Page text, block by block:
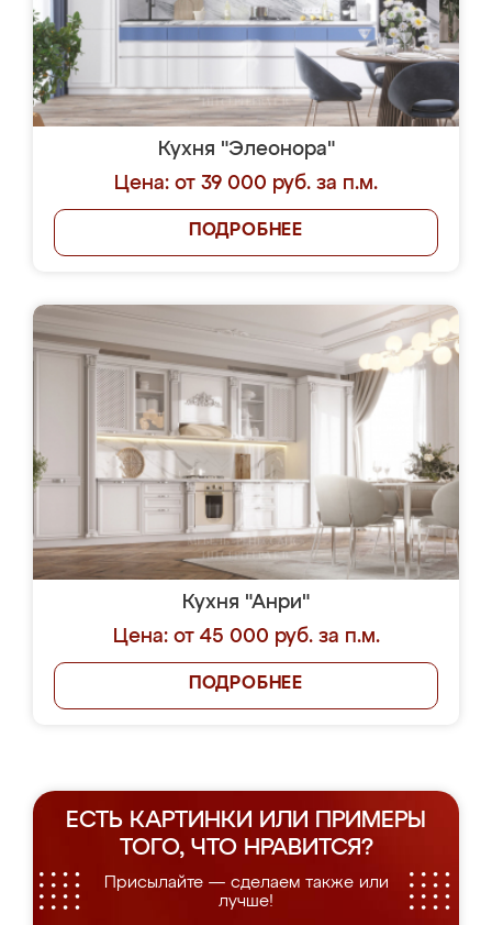
Кухня "Элеонора"
Цена: от 39 000 руб. за п.м.
ПОДРОБНЕЕ
Кухня "Анри"
Цена: от 45 000 руб. за п.м.
ПОДРОБНЕЕ
ЕСТЬ КАРТИНКИ ИЛИ ПРИМЕРЫ
ТОГО, ЧТО НРАВИТСЯ?
Присылайте — сделаем также или
лучше!